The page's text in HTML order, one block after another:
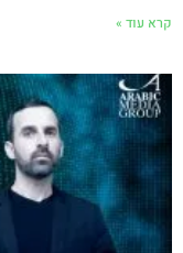
קרא עוד »